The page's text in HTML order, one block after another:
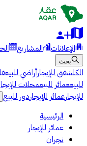
الإعلانات المشاريع
بحث
الكلشقق للإيجارأراضي للبيع
للبيععمائر للبيعمحلات
للإيجارعمائر للإيجاردور للبيع
الرئيسية
عمائر للإيجار
نجران